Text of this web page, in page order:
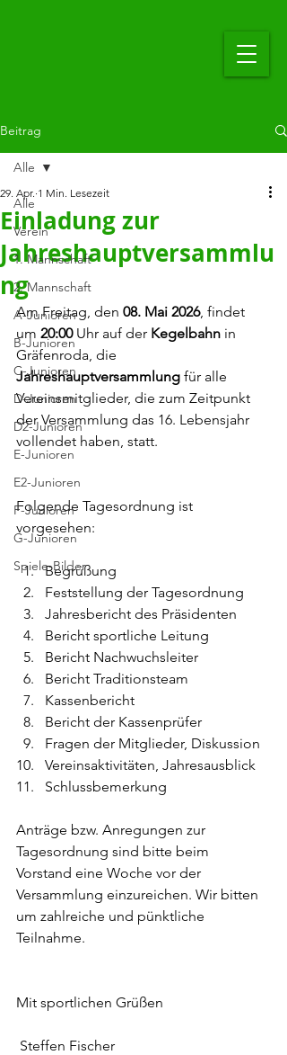
Beitrag
Alle
Verein
1. Mannschaft
2. Mannschaft
A-Junioren
B-Junioren
C-Junioren
D-Junioren
D2-Junioren
E-Junioren
E2-Junioren
F-Junioren
G-Junioren
Spiele-Bilder
Alle
Einladung zur
Jahreshauptversammlu
ng
29. Apr. 1 Min. Lesezeit
Am Freitag, den 08. Mai 2026, findet
um 20:00 Uhr auf der Kegelbahn in
Gräfenroda, die
Jahreshauptversammlung für alle
Vereinsmitglieder, die zum Zeitpunkt
der Versammlung das 16. Lebensjahr
vollendet haben, statt.
Folgende Tagesordnung ist
vorgesehen:
Begrüßung
Feststellung der Tagesordnung
Jahresbericht des Präsidenten
Bericht sportliche Leitung
Bericht Nachwuchsleiter
Bericht Traditionsteam
Kassenbericht
Bericht der Kassenprüfer
Fragen der Mitglieder, Diskussion
Vereinsaktivitäten, Jahresausblick
Schlussbemerkung
Anträge bzw. Anregungen zur
Tagesordnung sind bitte beim
Vorstand eine Woche vor der
Versammlung einzureichen. Wir bitten
um zahlreiche und pünktliche
Teilnahme.
Mit sportlichen Grüßen
Steffen Fischer